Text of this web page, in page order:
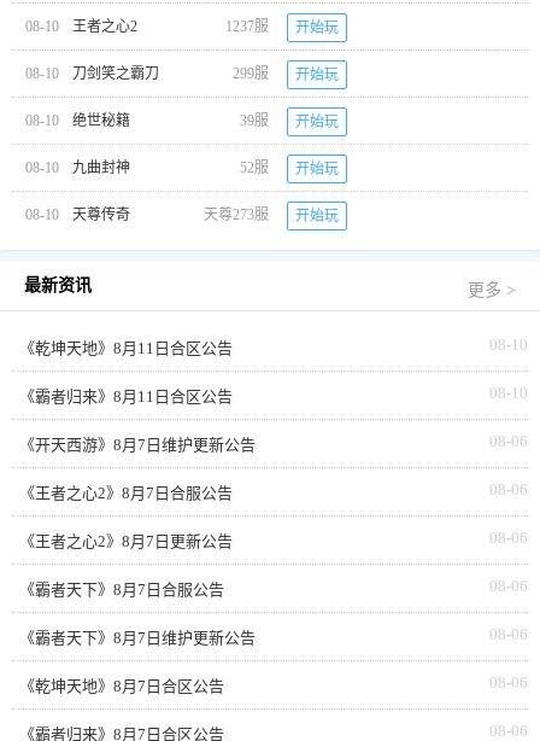
08-10 王者之心2 1237服 开始玩
08-10 刀剑笑之霸刀 299服 开始玩
08-10 绝世秘籍 39服 开始玩
08-10 九曲封神 52服 开始玩
08-10 天尊传奇 天尊273服 开始玩
最新资讯 更多 >
08-10
《乾坤天地》8月11日合区公告
08-10
《霸者归来》8月11日合区公告
08-06
《开天西游》8月7日维护更新公告
08-06
《王者之心2》8月7日合服公告
08-06
《王者之心2》8月7日更新公告
08-06
《霸者天下》8月7日合服公告
08-06
《霸者天下》8月7日维护更新公告
08-06
《乾坤天地》8月7日合区公告
08-06
《霸者归来》8月7日合区公告